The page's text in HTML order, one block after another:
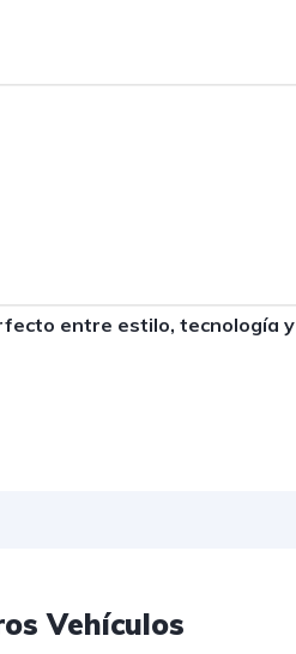
entre estilo, tecnología y
Vehículos